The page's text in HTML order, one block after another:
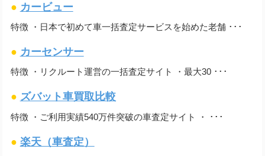
● カービュー
特徴 ・日本で初めて車一括査定サービスを始めた老舗 ･･･
● カーセンサー
特徴 ・リクルート運営の一括査定サイト ・最大30 ･･･
● ズバット車買取比較
特徴 ・ご利用実績540万件突破の車査定サイト ・ ･･･
● 楽天（車査定）